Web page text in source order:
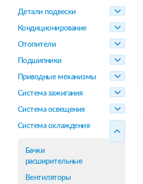
Детали подвески
Кондиционирование
Отопители
Подшипники
Приводные механизмы
Система зажигания
Система освещения
Система охлаждения
Бачки
расширительные
Вентиляторы